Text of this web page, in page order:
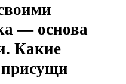
— основа
Какие
присущи